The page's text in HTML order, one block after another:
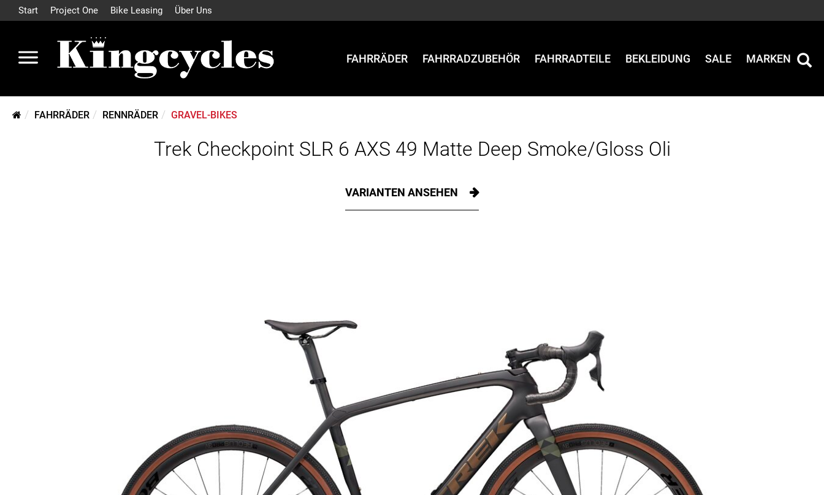
Start Project One Bike Leasing Über Uns
FAHRRÄDER FAHRRADZUBEHÖR FAHRRADTEILE BEKLEIDUNG SALE MARKEN
FAHRRÄDER RENNRÄDER GRAVEL-BIKES
Trek Checkpoint SLR 6 AXS 49 Matte Deep Smoke/Gloss Oli
VARIANTEN ANSEHEN